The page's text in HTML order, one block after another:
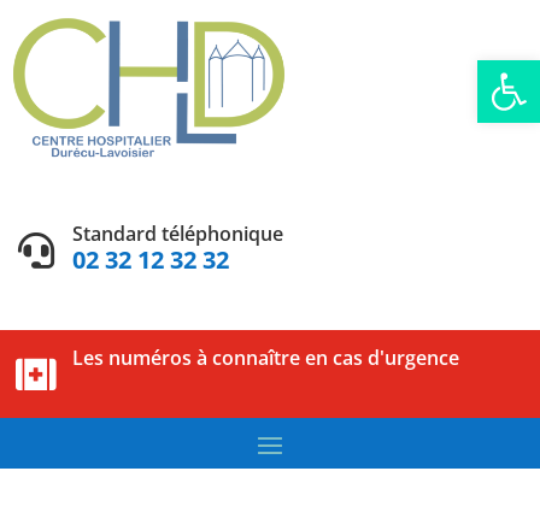
Ouvrir
 Standard téléphonique
02 32 12 32 32
 Les numéros à connaître en cas d'urgence